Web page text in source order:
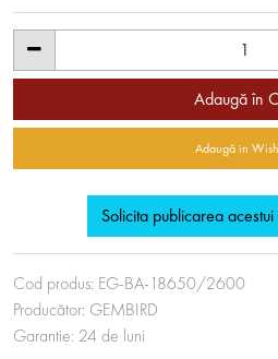
Adaugă în
Adaugă in
Solicita publicarea
Cod produs: EG-BA-18650/2600
Producător: GEMBIRD
Garantie: 24 de luni